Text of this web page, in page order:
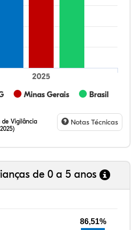
Minas Gerais Brasil
2025
de Vigilância
Notas Técnicas
de 0 a 5 anos
86,51%